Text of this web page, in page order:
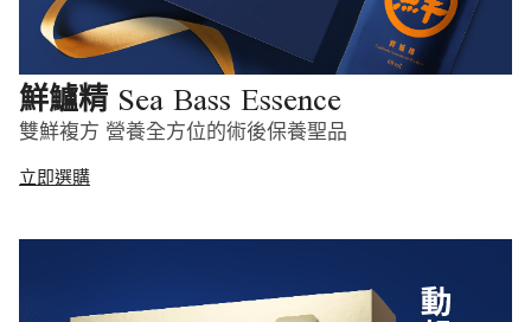
鮮鱸精 Sea Bass Essence
雙鮮複方 營養全方位的術後保養聖品
立即選購